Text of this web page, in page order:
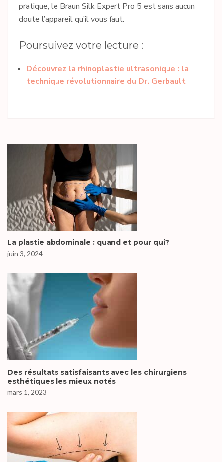
pratique, le Braun Silk Expert Pro 5 est sans aucun
doute l’appareil qu’il vous faut.
Poursuivez votre lecture :
Découvrez la rhinoplastie ultrasonique : la
technique révolutionnaire du Dr. Gerbault
La plastie abdominale : quand et pour qui?
juin 3, 2024
Des résultats satisfaisants avec les chirurgiens
esthétiques les mieux notés
mars 1, 2023